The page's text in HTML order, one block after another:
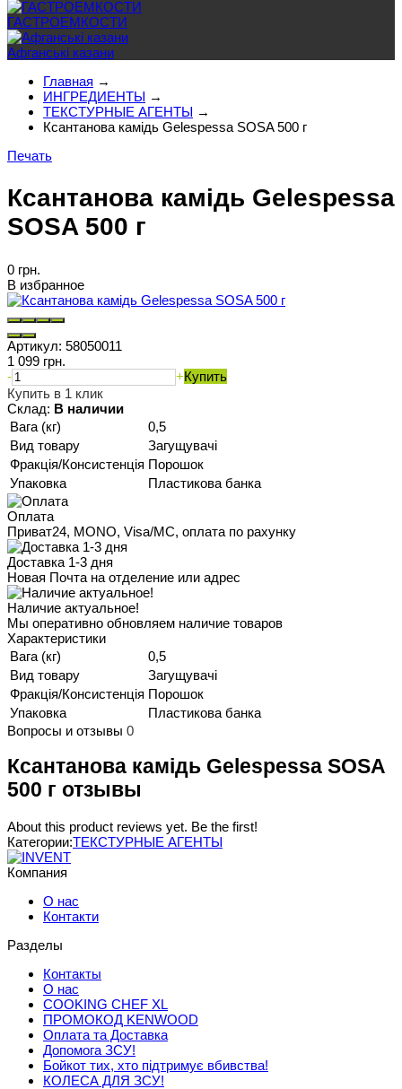
ГАСТРОЕМКОСТИ
Афганські казани
Главная →
ИНГРЕДИЕНТЫ →
ТЕКСТУРНЫЕ АГЕНТЫ →
Ксантанова камідь Gelespessa SOSA 500 г
Печать
Ксантанова камідь Gelespessa
SOSA 500 г
0 грн.
В избранное
Артикул: 58050011
1 099 грн.
-
+Купить
Купить в 1 клик
Склад: В наличии
Вага (кг)
0,5
Вид товару
Загущувачі
Фракція/Консистенція Порошок
Упаковка
Пластикова банка
Оплата
Приват24, MONO, Visa/MC, оплата по рахунку
Доставка 1-3 дня
Новая Почта на отделение или адрес
Наличие актуальное!
Мы оперативно обновляем наличие товаров
Характеристики
Вага (кг)
0,5
Вид товару
Загущувачі
Фракція/Консистенція Порошок
Упаковка
Пластикова банка
Вопросы и отзывы 0
Ксантанова камідь Gelespessa SOSA
500 г отзывы
About this product reviews yet. Be the first!
Категории:ТЕКСТУРНЫЕ АГЕНТЫ
Компания
О нас
Контакти
Разделы
Контакты
О нас
COOKING CHEF XL
ПРОМОКОД KENWOOD
Оплата та Доставка
Допомога ЗСУ!
Бойкот тих, хто підтримує вбивства!
КОЛЕСА ДЛЯ ЗСУ!